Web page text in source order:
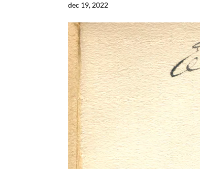
dec 19, 2022